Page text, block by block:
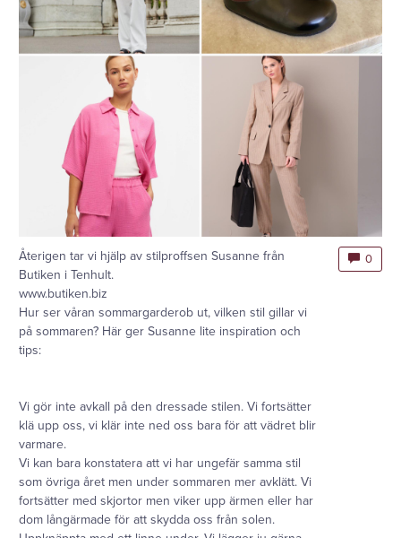
Återigen tar vi hjälp av stilproffsen Susanne från
Butiken i Tenhult.
www.butiken.biz
Hur ser våran sommargarderob ut, vilken stil gillar vi
på sommaren? Här ger Susanne lite inspiration och
tips:
Vi gör inte avkall på den dressade stilen. Vi fortsätter
klä upp oss, vi klär inte ned oss bara för att vädret blir
varmare.
Vi kan bara konstatera att vi har ungefär samma stil
som övriga året men under sommaren mer avklätt. Vi
fortsätter med skjortor men viker upp ärmen eller har
dom långärmade för att skydda oss från solen.
0